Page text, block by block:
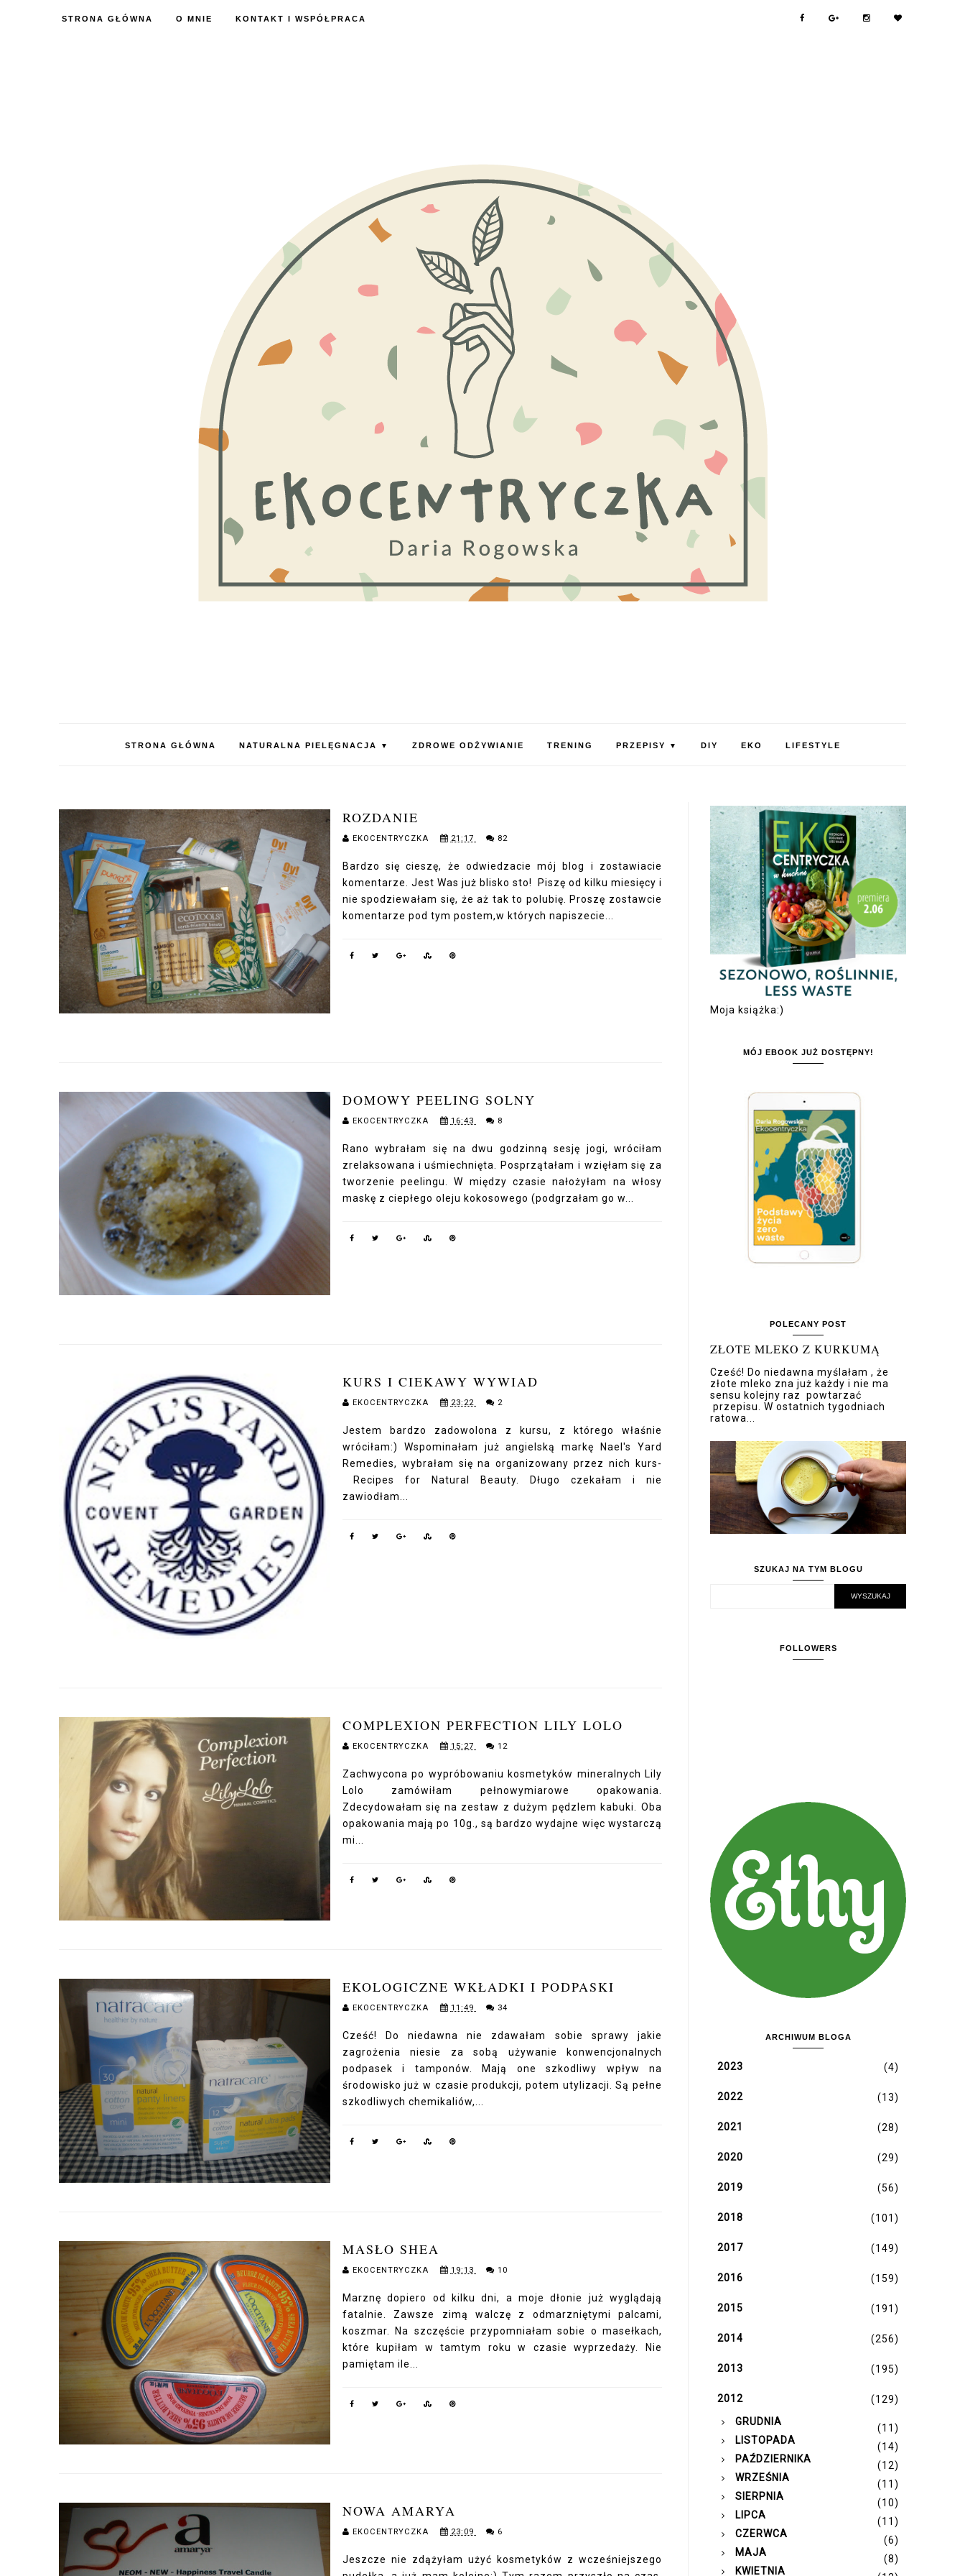
STRONA GŁÓWNA O MNIE KONTAKT I WSPÓŁPRACA
STRONA GŁÓWNA NATURALNA PIELĘGNACJA ▼ ZDROWE ODŻYWIANIE TRENING PRZEPISY ▼ DIY EKO LIFESTYLE
ROZDANIE
EKOCENTRYCZKA 21:17 82
Bardzo się cieszę, że odwiedzacie mój blog i zostawiacie
komentarze. Jest Was już blisko sto! Piszę od kilku miesięcy i
nie spodziewałam się, że aż tak to polubię. Proszę zostawcie
komentarze pod tym postem,w których napiszecie...
DOMOWY PEELING SOLNY
EKOCENTRYCZKA 16:43 8
Rano wybrałam się na dwu godzinną sesję jogi, wróciłam
zrelaksowana i uśmiechnięta. Posprzątałam i wzięłam się za
tworzenie peelingu. W między czasie nałożyłam na włosy
maskę z ciepłego oleju kokosowego (podgrzałam go w...
KURS I CIEKAWY WYWIAD
EKOCENTRYCZKA 23:22 2
Jestem bardzo zadowolona z kursu, z którego właśnie
wróciłam:) Wspominałam już angielską markę Nael's Yard
Remedies, wybrałam się na organizowany przez nich kurs-
Recipes for Natural Beauty. Długo czekałam i nie
zawiodłam...
COMPLEXION PERFECTION LILY LOLO
EKOCENTRYCZKA 15:27 12
Zachwycona po wypróbowaniu kosmetyków mineralnych Lily
Lolo zamówiłam pełnowymiarowe opakowania.
Zdecydowałam się na zestaw z dużym pędzlem kabuki. Oba
opakowania mają po 10g., są bardzo wydajne więc wystarczą
mi...
EKOLOGICZNE WKŁADKI I PODPASKI
EKOCENTRYCZKA 11:49 34
Cześć! Do niedawna nie zdawałam sobie sprawy jakie
zagrożenia niesie za sobą używanie konwencjonalnych
podpasek i tamponów. Mają one szkodliwy wpływ na
środowisko już w czasie produkcji, potem utylizacji. Są pełne
szkodliwych chemikaliów,...
MASŁO SHEA
EKOCENTRYCZKA 19:13 10
Marznę dopiero od kilku dni, a moje dłonie już wyglądają
fatalnie. Zawsze zimą walczę z odmarzniętymi palcami,
koszmar. Na szczęście przypomniałam sobie o masełkach,
które kupiłam w tamtym roku w czasie wyprzedaży. Nie
pamiętam ile...
NOWA AMARYA
EKOCENTRYCZKA 23:09 6
Jeszcze nie zdążyłam użyć kosmetyków z wcześniejszego
Moja książka:)
MÓJ EBOOK JUŻ DOSTĘPNY!
POLECANY POST
ZŁOTE MLEKO Z KURKUMĄ
Cześć! Do niedawna myślałam , że
złote mleko zna już każdy i nie ma
sensu kolejny raz powtarzać
przepisu. W ostatnich tygodniach
ratowa...
SZUKAJ NA TYM BLOGU
FOLLOWERS
ARCHIWUM BLOGA
2023 (4)
2022 (13)
2021 (28)
2020 (29)
2019 (56)
2018 (101)
2017 (149)
2016 (159)
2015 (191)
2014 (256)
2013 (195)
2012
(129)
►
GRUDNIA
(11)
►
LISTOPADA
(14)
►
PAŹDZIERNIKA
(12)
►
WRZEŚNIA
(11)
►
SIERPNIA
(10)
►
LIPCA
(11)
►
CZERWCA
(6)
►
MAJA
(8)
►
KWIETNIA